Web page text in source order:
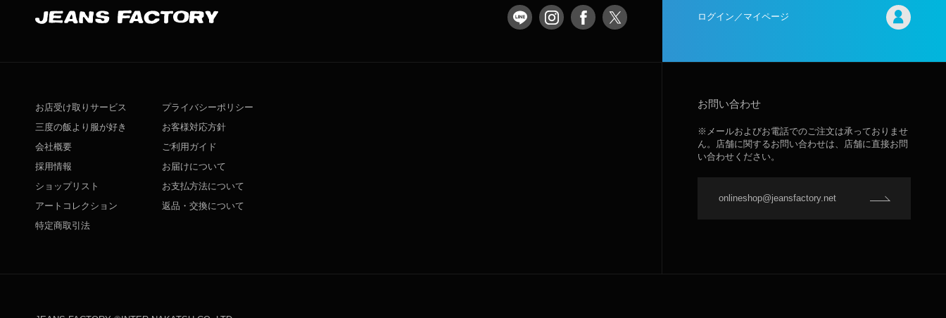
ログイン／マイページ
お店受け取りサービス
三度の飯より服が好き
会社概要
採用情報
ショップリスト
アートコレクション
特定商取引法
プライバシーポリシー
お客様対応方針
ご利用ガイド
お届けについて
お支払方法について
返品・交換について
お問い合わせ
※メールおよびお電話でのご注文は承っておりませ
ん。店舗に関するお問い合わせは、店舗に直接お問
い合わせください。
onlineshop@jeansfactory.net